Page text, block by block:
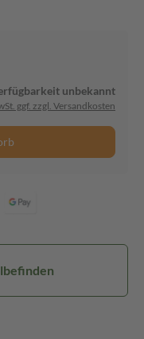
unbekannt
ggf. zzgl. Versandkosten